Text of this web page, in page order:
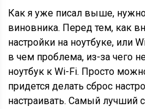
Как я уже писал выше, нужно
виновника. Перед тем, как
настройки на ноутбуке, или
в чем проблема, из-за чего
ноутбук к Wi-Fi. Просто
придется делать сброс
настраивать. Самый лучший